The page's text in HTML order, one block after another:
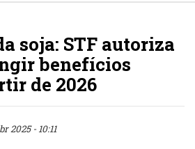
soja: STF autoriza
benefícios
de 2026
2025 - 10:11